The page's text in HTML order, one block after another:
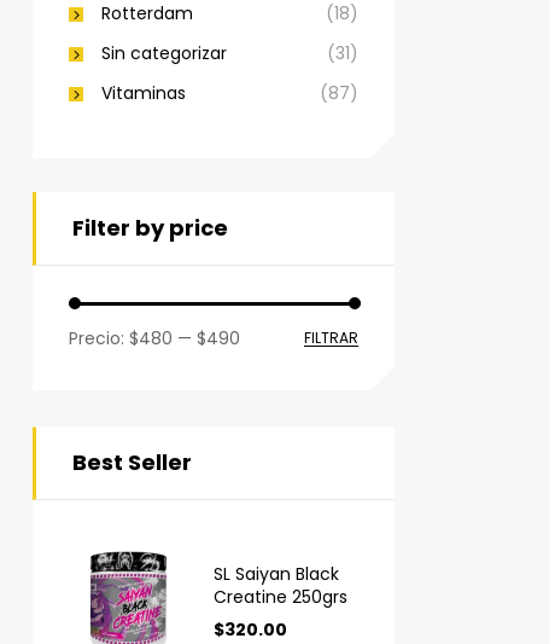
Rotterdam
(18)
Sin categorizar
(31)
Vitaminas
(87)
Filter by price
FILTRAR
Precio: $480 — $490
Best Seller
SL Saiyan Black
Creatine 250grs
$320.00